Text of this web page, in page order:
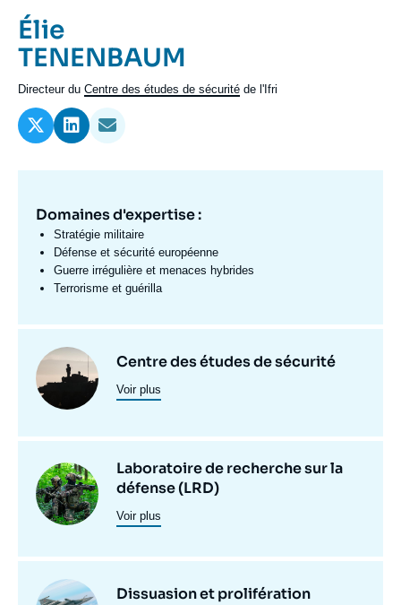
Nous soutenir
Prénom
de
l'expert
Élie
Nom
de
l'expert
TENENBAUM
Intitulé
du
poste
Directeur du Centre des études de sécurité de l'Ifri
Domaine
d'expertises
Fr
Domaines d'expertise :
Stratégie militaire
Défense et sécurité européenne
Guerre irrégulière et menaces hybrides
Terrorisme et guérilla
Centres
programmes
de
recherche
Image
principale
Centre des études de sécurité
Voir plus
Image
principale
Laboratoire de recherche sur la
défense (LRD)
Voir plus
Image
Dissuasion et prolifération